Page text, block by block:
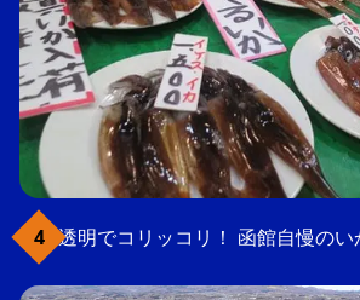
透明でコリッコリ！ 函館自慢の